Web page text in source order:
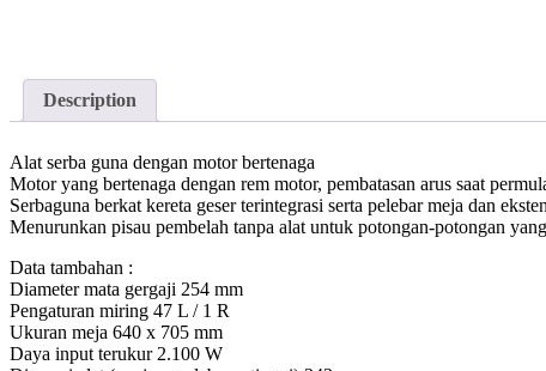
Description
Alat serba guna dengan motor bertenaga
Motor yang bertenaga dengan rem motor, pembatasan arus saat
Serbaguna berkat kereta geser terintegrasi serta pelebar meja dan
Menurunkan pisau pembelah tanpa alat untuk potongan-potongan
Data tambahan :
Diameter mata gergaji 254 mm
Pengaturan miring 47 L / 1 R
Ukuran meja 640 x 705 mm
Daya input terukur 2.100 W